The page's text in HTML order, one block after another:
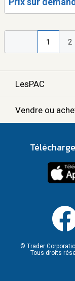
party evenement
1 2
LesPAC
Vendre ou
© Trader
Tous droits